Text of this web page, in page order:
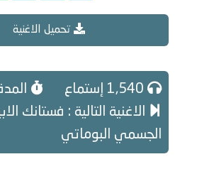
تحميل الاغنية
الاغنية التالية : فستانك
الجسمي البوماتي